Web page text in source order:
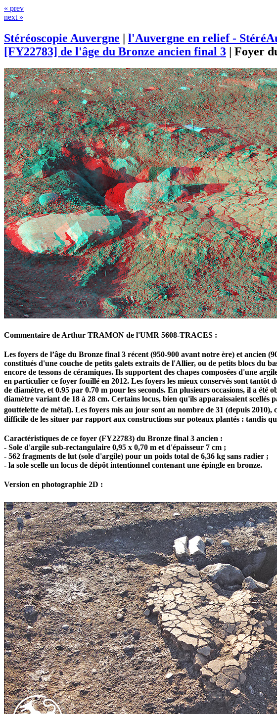
« prev
next »
Stéréoscopie Auvergne | l'Auvergne en relief -
[FY22783] de l'âge du Bronze ancien final 3 | Foyer
Commentaire de Arthur TRAMON de l'UMR 5608-TRACES :
Les foyers de l’âge du Bronze final 3 récent (950-900 avant notre ère) et ancien
constitués d'une couche de petits galets extraits de l'Allier, ou de petits blocs du
encore de tessons de céramiques. Ils supportent des chapes composées d'une
en particulier ce foyer fouillé en 2012. Les foyers les mieux conservés sont
de diamètre, et 0.95 par 0.70 m pour les seconds. En plusieurs occasions, il a
diamètre variant de 18 à 28 cm. Certains locus, bien qu'ils apparaissaient
gouttelette de métal). Les foyers mis au jour sont au nombre de 31 (depuis
difficile de les situer par rapport aux constructions sur poteaux plantés : tandis
Caractéristiques de ce foyer (FY22783) du Bronze final 3 ancien :
- Sole d'argile sub-rectangulaire 0,95 x 0,70 m et d'épaisseur 7 cm ;
- 562 fragments de lut (sole d'argile) pour un poids total de 6,36 kg sans radier ;
- la sole scelle un locus de dépôt intentionnel contenant une épingle en bronze.
Version en photographie 2D :